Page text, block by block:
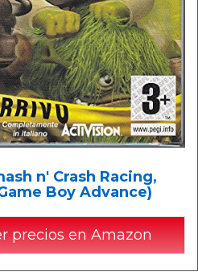
n' Crash Racing,
Boy Advance)
precios en Amazon